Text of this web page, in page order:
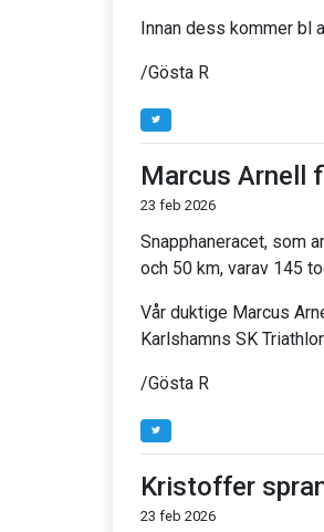
Innan dess kommer bl
/Gösta R
Marcus Arnell
23 feb 2026
Snapphaneracet, som
och 50 km, varav 145
Vår duktige Marcus
Karlshamns SK
/Gösta R
Kristoffer
23 feb 2026